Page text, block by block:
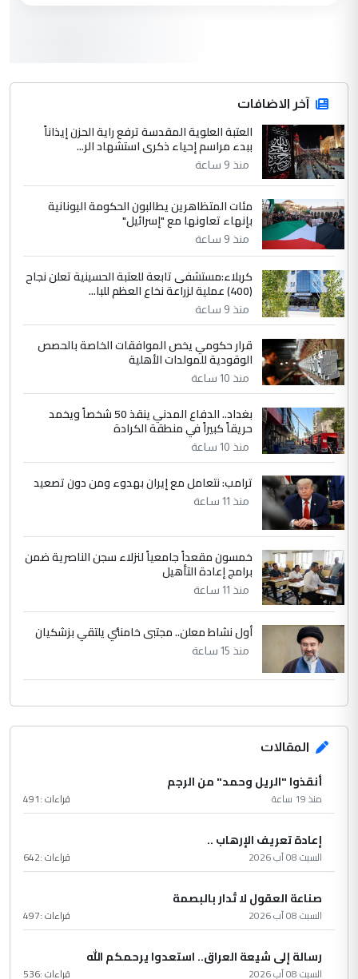
hadi
التعليق : تحيه اخويه حسينيه اي انسان مهما
كان محدود المعرفه بتفاصيل احداث المنطقه
يقول بما لايقبل ...
أردوغان يؤكد ان اتفاقية مكة للدفاع
المشترك لا تستهدف أية دولة ومفتوحة لانضمام
الدول الشقيقة
5 يوسف غزوان عصمت
التعليق : بكالوريوس فيزياء طبية متزوج و
زوجتي أيضا بكالوريوس سكني بغداد أرغب في
إكمال دراستي داخل ...
الموضوع :
السعودية توافق على الاستمرار في
إعطاء 100 منحة دراسية للطلبة العراقيين في
جامعاتها سنويا
آخر الاضافات
العتبة العلوية المقدسة ترفع راية الحزن إيذاناً
ببدء مراسم إحياء ذكرى استشهاد الر...
منذ 9 ساعة
مئات المتظاهرين يطالبون الحكومة اليونانية
بإنهاء تعاونها مع "إسرائيل"
منذ 9 ساعة
كربلاء:مستشفى تابعة للعتبة الحسينية تعلن نجاح
(400) عملية لزراعة نخاع العظم للبا...
منذ 9 ساعة
قرار حكومي يخص الموافقات الخاصة بالحصص
الوقودية للمولدات الأهلية
منذ 10 ساعة
بغداد.. الدفاع المدني ينقذ 50 شخصاً ويخمد
حريقاً كبيراً في منطقة الكرادة
منذ 10 ساعة
ترامب: نتعامل مع إيران بهدوء ومن دون تصعيد
منذ 11 ساعة
خمسون مقعداً جامعياً لنزلاء سجن الناصرية ضمن
برامج إعادة التأهيل
منذ 11 ساعة
أول نشاط معلن.. مجتبى خامنئي يلتقي بزشكيان
منذ 15 ساعة
المقالات
أنقذوا "الريل وحمد" من الرجم
منذ 19 ساعة قراءات :491
إعادة تعريف الإرهاب ..
السبت 08 آب 2026 قراءات :642
صناعة العقول لا تُدار بالبصمة
السبت 08 آب 2026 قراءات :497
رسالة إلى شيعة العراق.. استعدوا يرحمكم الله
السبت 08 آب 2026 قراءات :536